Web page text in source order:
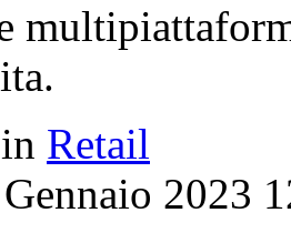
Retail
2023